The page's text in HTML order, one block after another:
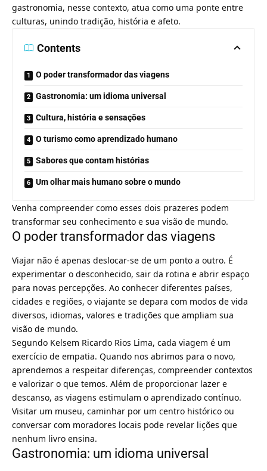
gastronomia, nesse contexto, atua como uma ponte entre
culturas, unindo tradição, história e afeto.
Contents
O poder transformador das viagens
Gastronomia: um idioma universal
Cultura, história e sensações
O turismo como aprendizado humano
Sabores que contam histórias
Um olhar mais humano sobre o mundo
Venha compreender como esses dois prazeres podem
transformar seu conhecimento e sua visão de mundo.
O poder transformador das viagens
Viajar não é apenas deslocar-se de um ponto a outro. É
experimentar o desconhecido, sair da rotina e abrir espaço
para novas percepções. Ao conhecer diferentes países,
cidades e regiões, o viajante se depara com modos de vida
diversos, idiomas, valores e tradições que ampliam sua
visão de mundo.
Segundo Kelsem Ricardo Rios Lima, cada viagem é um
exercício de empatia. Quando nos abrimos para o novo,
aprendemos a respeitar diferenças, compreender contextos
e valorizar o que temos. Além de proporcionar lazer e
descanso, as viagens estimulam o aprendizado contínuo.
Visitar um museu, caminhar por um centro histórico ou
conversar com moradores locais pode revelar lições que
nenhum livro ensina.
Gastronomia: um idioma universal